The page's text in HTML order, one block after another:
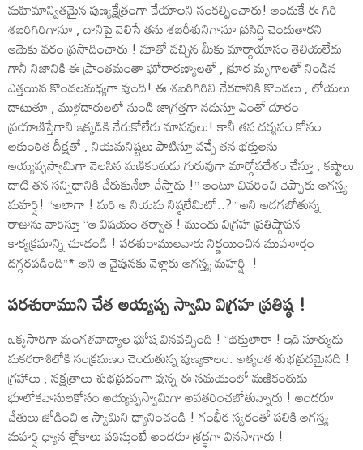
మహిమాన్వితమైన పుణ్యక్షేత్రంగా చేయాలని సంకల్పించారు! అందుకే ఈ గిరి
శబరిగిరిగానూ , దానిపై వెలిసే తను శబరీశునిగానూ ప్రసిద్ధి చెందుతారని
ఆమెకు వరం ప్రసాదించారు ! మాతో వచ్చిన మీకు మార్గాయాసం తెలియలేదు
గానీ నిజానికి ఈ ప్రాంతమంతా ఘోరారణ్యాలతో , క్రూర మృగాలతో నిండిన
ఎత్తయిన కొండలమధ్యగా వుంది! ఈ శబరిగిరిని చేరడానికి కొండలు , లోయలు
దాటుతూ , ముళ్లదారులలో నుండి జాగ్రత్తగా నడుస్తూ ఎంతో దూరం
ప్రయాణిస్తేగాని ఇక్కడికి చేరుకోలేరు మానవులు! కానీ తన దర్శనం కోసం
అకుంఠిత దీక్షతో , నియమనిష్టలు పాటిస్తూ వచ్చే తన భక్తులను
అయ్యప్పస్వామిగా వెలసిన మణికంఠుడు గురువుగా మార్గోపదేశం చేస్తూ , కష్టాలు
దాటి తన సన్నిధానికి చేరుకునేలా చేస్తాడు !’’ అంటూ వివరించి చెప్పారు అగస్త్య
మహర్షి! ‘‘అలాగా ! మరి ఆ నియమ నిష్ఠలేమిటో..?’’ అని అడగబోతున్న
రాజును వారిస్తూ ‘‘ఆ విషయం తర్వాత ! ముందు విగ్రహ ప్రతిష్ఠాపన
కార్యక్రమాన్ని చూడండి ! పరశురాములవారు నిర్ణయించిన ముహూర్తం
దగ్గరపడింది’’* అని ఆ వైపునకు వెళ్లారు అగస్త్య మహర్షి !
పరశురాముని చేత అయ్యప్ప స్వామి విగ్రహ ప్రతిష్ఠ !
ఒక్కసారిగా మంగళవాద్యాల ఘోష వినవచ్చింది ! ‘‘భక్తులారా ! ఇది సూర్యుడు
మకరరాశిలోకి సంక్రమణం చెందుతున్న పుణ్యకాలం. అత్యంత శుభప్రదమైనది !
గ్రహాలు , నక్షత్రాలు శుభప్రదంగా వున్న ఈ సమయంలో మణికంఠుడు
భూలోకవాసులకోసం అయ్యప్పస్వామిగా అవతరించబోతున్నారు ! అందరూ
చేతులు జోడించి ఆ స్వామిని ధ్యానించండి ! గంభీర స్వరంతో పలికి అగస్త్య
మహర్షి ధ్యాన శ్లోకాలు పఠిస్తుంటే అందరూ శ్రద్ధగా వినసాగారు !